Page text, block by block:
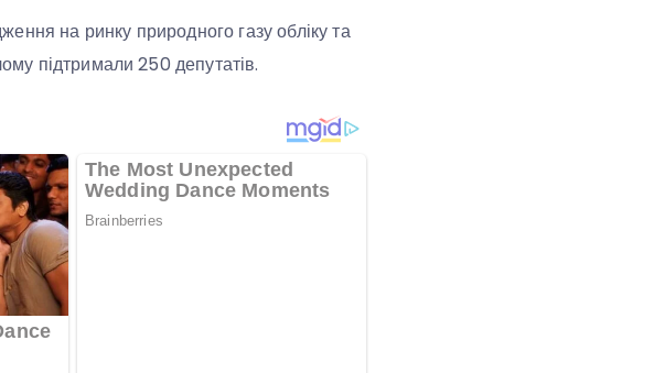
на ринку природного газу обліку та
підтримали 250 депутатів.